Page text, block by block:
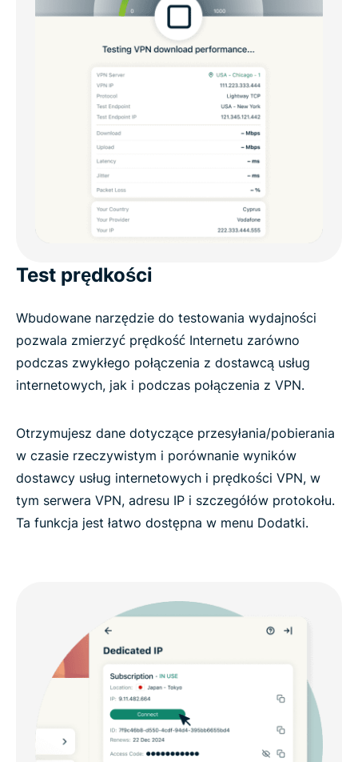
Test prędkości
Wbudowane narzędzie do testowania wydajności
pozwala zmierzyć prędkość Internetu zarówno
podczas zwykłego połączenia z dostawcą usług
internetowych, jak i podczas połączenia z VPN.
Otrzymujesz dane dotyczące przesyłania/pobierania
w czasie rzeczywistym i porównanie wyników
dostawcy usług internetowych i prędkości VPN, w
tym serwera VPN, adresu IP i szczegółów protokołu.
Ta funkcja jest łatwo dostępna w menu Dodatki.